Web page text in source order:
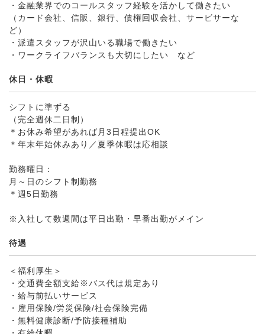
・金融業界でのコールスタッフ経験を活かして働きたい
（カード会社、信販、銀行、債権回収会社、サービサーな
ど）
・派遣スタッフが沢山いる職場で働きたい
・ワークライフバランスも大切にしたい など
休日・休暇
シフトに準ずる
（完全週休二日制）
＊お休み希望があれば月3日程提出OK
＊年末年始休みあり／夏季休暇は応相談
勤務曜日：
月～日のシフト制勤務
＊週5日勤務
※入社して数週間は平日出勤・早番出勤がメイン
待遇
＜福利厚生＞
・交通費全額支給※バス代は規定あり
・給与前払いサービス
・雇用保険/労災保険/社会保険完備
・無料健康診断/予防接種補助